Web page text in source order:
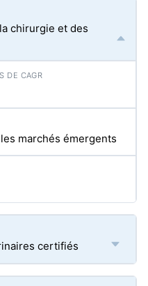
chirurgie et des
marchés émergents
certifiés